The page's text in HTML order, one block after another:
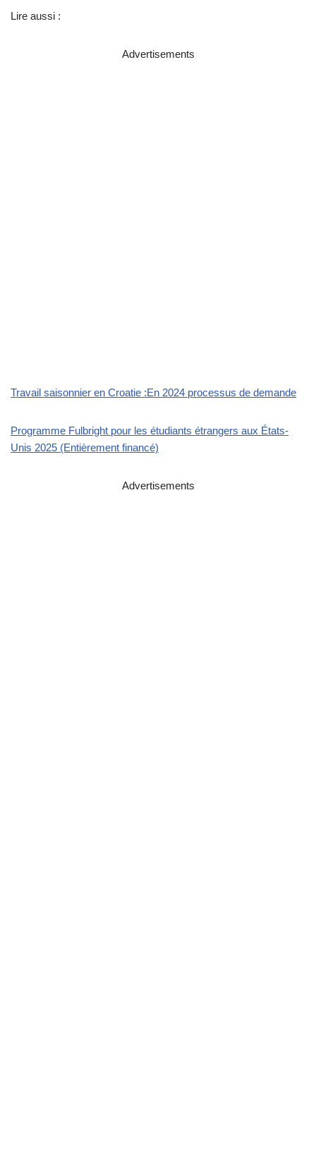
Lire aussi :
Advertisements
Travail saisonnier en Croatie :En 2024 processus de demande
Programme Fulbright pour les étudiants étrangers aux États-
Unis 2025 (Entièrement financé)
Advertisements